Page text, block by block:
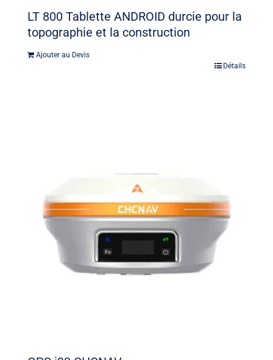
LT 800 Tablette ANDROID durcie pour la
topographie et la construction
Ajouter au Devis
Détails